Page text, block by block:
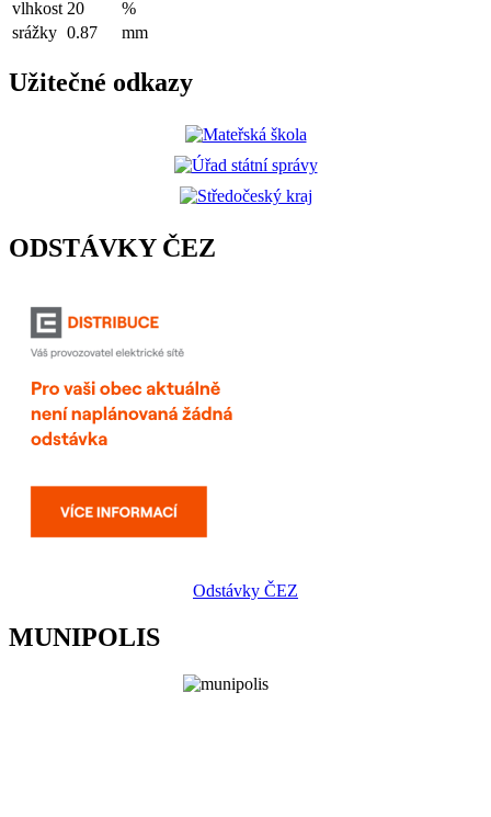
vlhkost 20
%
srážky 0.87 mm
Užitečné odkazy
ODSTÁVKY ČEZ
Odstávky ČEZ
MUNIPOLIS